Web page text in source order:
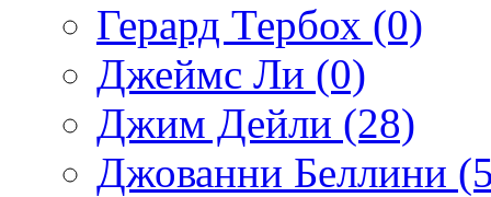
Герард Тербох (0)
Джеймс Ли (0)
Джим Дейли (28)
Джованни Беллини